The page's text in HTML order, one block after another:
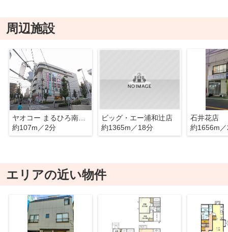
周辺施設
ヤオコー まるひろ南浦和店(埼玉県)
約107m／2分
ビッグ・エー浦和辻店
約1365m／18分
石井花店
約1656m
エリアの近い物件